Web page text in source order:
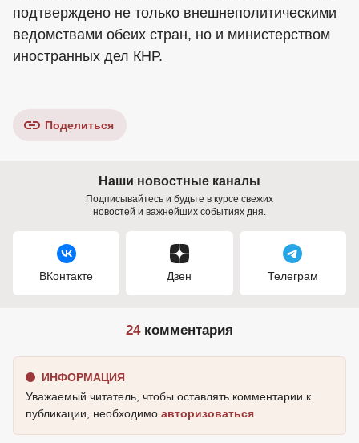
подтверждено не только внешнеполитическими
ведомствами обеих стран, но и министерством
иностранных дел КНР.
Поделиться
Наши новостные каналы
Подписывайтесь и будьте в курсе свежих
новостей и важнейших событиях дня.
ВКонтакте Дзен Телеграм
24комментария
ИНФОРМАЦИЯ
Уважаемый читатель, чтобы оставлять комментарии к
публикации, необходимо авторизоваться